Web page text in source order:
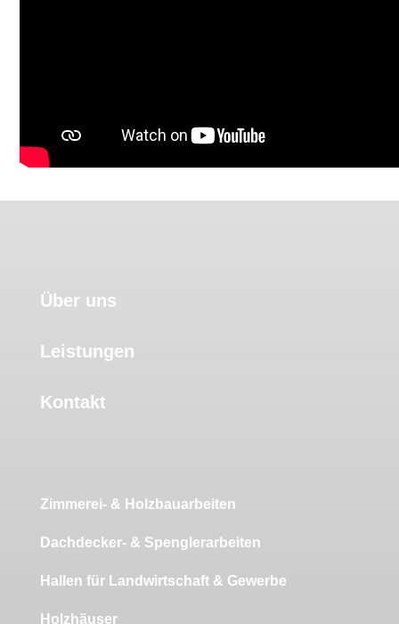
Über uns
Leistungen
Kontakt
Zimmerei- & Holzbauarbeiten
Dachdecker- & Spenglerarbeiten
Hallen für Landwirtschaft & Gewerbe
Holzhäuser